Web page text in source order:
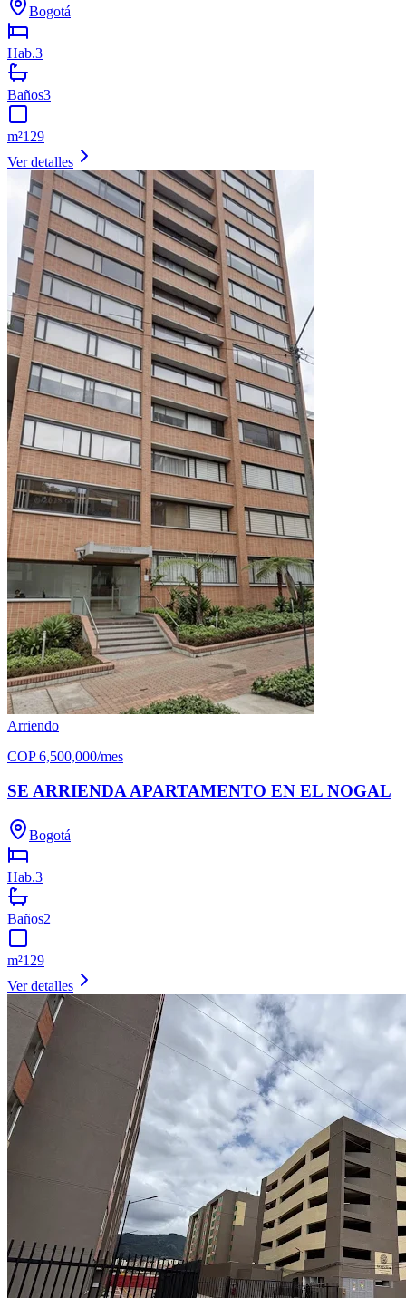
Bogotá
Hab.3
Baños3
m²129
Ver detalles
Arriendo
COP 6,500,000/mes
SE ARRIENDA APARTAMENTO EN EL NOGAL
Bogotá
Hab.3
Baños2
m²129
Ver detalles